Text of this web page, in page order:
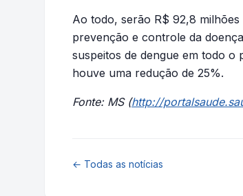
Ao todo, serão R$ 92,8 milhões
prevenção e controle da
suspeitos de dengue em todo
houve uma redução de 25%.
Fonte: MS (http://
← Todas as notícias